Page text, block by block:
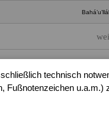
technisch
Fußnotenzeichen u.a.m.)
Sieben